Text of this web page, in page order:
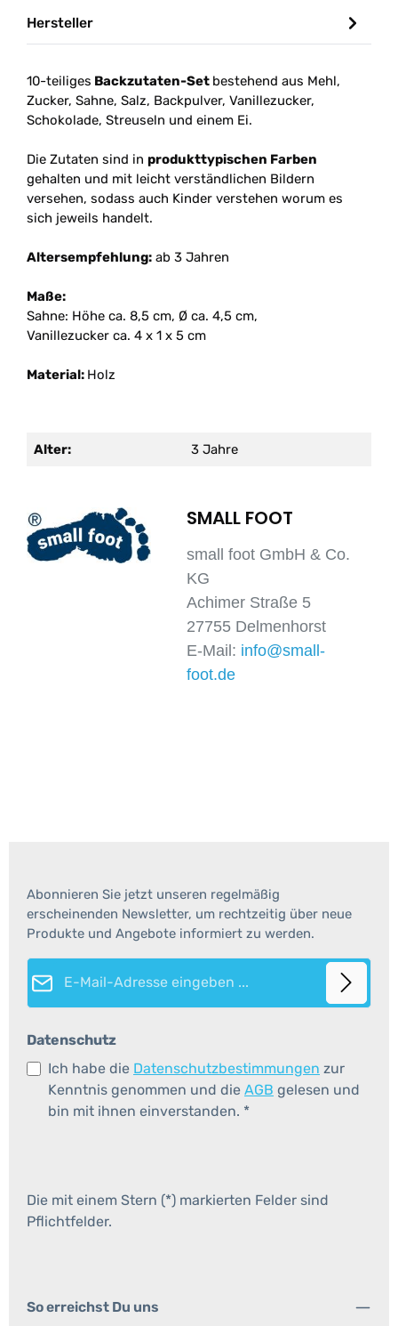
Hersteller
10-teiliges Backzutaten-Set bestehend aus Mehl,
Zucker, Sahne, Salz, Backpulver, Vanillezucker,
Schokolade, Streuseln und einem Ei.
Die Zutaten sind in produkttypischen Farben
gehalten und mit leicht verständlichen Bildern
versehen, sodass auch Kinder verstehen worum es
sich jeweils handelt.
Altersempfehlung: ab 3 Jahren
Maße:
Sahne: Höhe ca. 8,5 cm, Ø ca. 4,5 cm,
Vanillezucker ca. 4 x 1 x 5 cm
Material: Holz
Alter: 3 Jahre
SMALL FOOT
small foot GmbH & Co.
KG
Achimer Straße 5
27755 Delmenhorst
E-Mail: info@small-
foot.de
Abonnieren Sie jetzt unseren regelmäßig
erscheinenden Newsletter, um rechtzeitig über neue
Produkte und Angebote informiert zu werden.
E-Mail-Adresse*
Datenschutz
Ich habe die Datenschutzbestimmungen zur
Kenntnis genommen und die AGB gelesen und
bin mit ihnen einverstanden. *
Die mit einem Stern (*) markierten Felder sind
Pflichtfelder.
So erreichst Du uns